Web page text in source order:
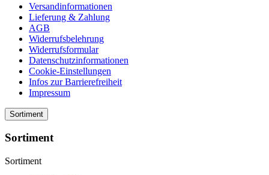
Versandinformationen
Lieferung & Zahlung
AGB
Widerrufsbelehrung
Widerrufsformular
Datenschutzinformationen
Cookie-Einstellungen
Infos zur Barrierefreiheit
Impressum
Sortiment
Sortiment
Sortiment